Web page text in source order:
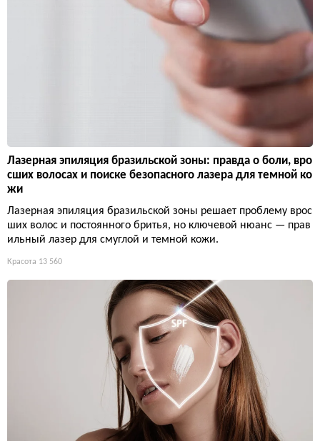
Лазерная эпиляция бразильской зоны: правда о боли, вро
сших волосах и поиске безопасного лазера для темной ко
жи
Лазерная эпиляция бразильской зоны решает проблему врос
ших волос и постоянного бритья, но ключевой нюанс — прав
ильный лазер для смуглой и темной кожи.
Красота 13 560